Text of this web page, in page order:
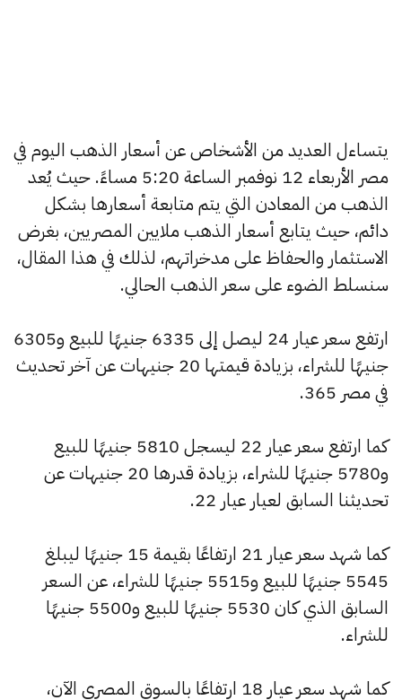
يتساءل العديد من الأشخاص عن أسعار الذهب اليوم في
مصر الأربعاء 12 نوفمبر الساعة 5:20 مساءً. حيث يُعد
الذهب من المعادن التي يتم متابعة أسعارها بشكل
دائم، حيث يتابع أسعار الذهب ملايين المصريين، بغرض
الاستثمار والحفاظ على مدخراتهم، لذلك في هذا المقال،
سنسلط الضوء على سعر الذهب الحالي.
ارتفع سعر عيار 24 ليصل إلى 6335 جنيهًا للبيع و6305
جنيهًا للشراء، بزيادة قيمتها 20 جنيهات عن آخر تحديث
في مصر 365.
كما ارتفع سعر عيار 22 ليسجل 5810 جنيهًا للبيع
و5780 جنيهًا للشراء، بزيادة قدرها 20 جنيهات عن
تحديثنا السابق لعيار عيار 22.
كما شهد سعر عيار 21 ارتفاعًا بقيمة 15 جنيهًا ليبلغ
5545 جنيهًا للبيع و5515 جنيهًا للشراء، عن السعر
السابق الذي كان 5530 جنيهًا للبيع و5500 جنيهًا
للشراء.
كما شهد سعر عيار 18 ارتفاعًا بالسوق المصري الآن،